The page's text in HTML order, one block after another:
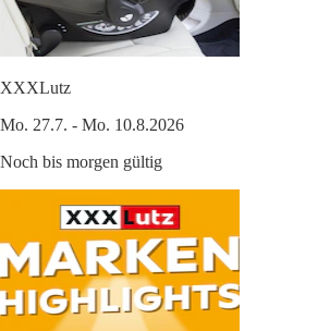
XXXLutz
Mo. 27.7. - Mo. 10.8.2026
Noch bis morgen gültig